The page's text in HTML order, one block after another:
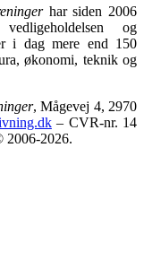
har siden 2006
og
i dag mere end 150
økonomi, teknik og
, Mågevej 4, 2970
– CVR-nr. 14
2006-2026.